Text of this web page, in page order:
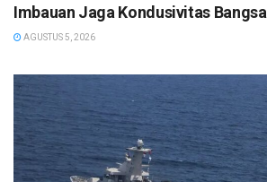
Imbauan Jaga Kondusivitas Bangsa
AGUSTUS 5, 2026